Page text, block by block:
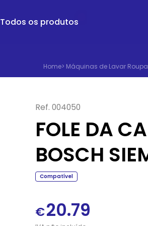
Todos os produtos
Home> Máquinas de Lavar Roupa
Ref. 004050
FOLE DA
BOSCH
Compatível
€20.79